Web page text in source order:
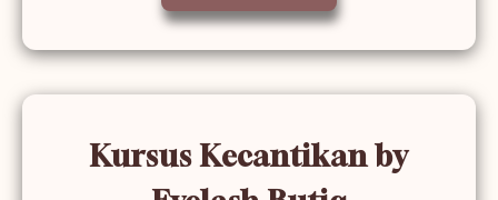
Kursus Kecantikan by